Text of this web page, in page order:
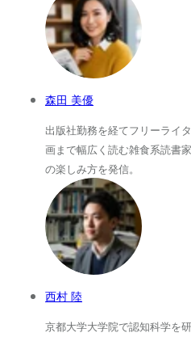
森田 美優
出版社勤務を経てフリーライ
画まで幅広く読む雑食系読書
の楽しみ方を発信。
西村 陸
京都大学大学院で認知科学を